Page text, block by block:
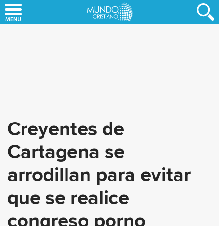
to
Creyentes de
Cartagena se
arrodillan para evitar
que se realice